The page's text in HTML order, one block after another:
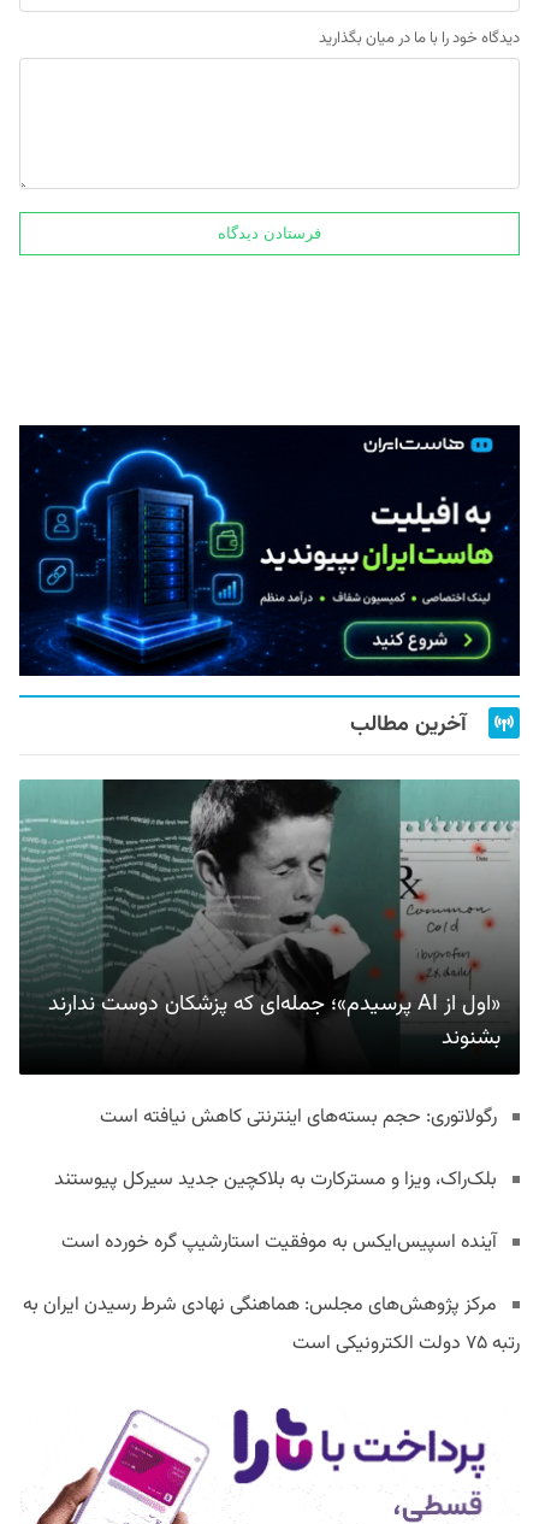
دیدگاه خود را با ما در میان بگذارید
آخرین مطالب
«اول از AI پرسیدم»؛ جمله‌ای که پزشکان دوست ندارند
بشنوند
رگولاتوری: حجم بسته‌های اینترنتی کاهش نیافته است
بلک‌راک، ویزا و مسترکارت به بلاکچین جدید سیرکل پیوستند
آینده اسپیس‌ایکس به موفقیت استارشیپ گره خورده است
مرکز پژوهش‌های مجلس: هماهنگی نهادی شرط رسیدن ایران به
رتبه ۷۵ دولت الکترونیکی است